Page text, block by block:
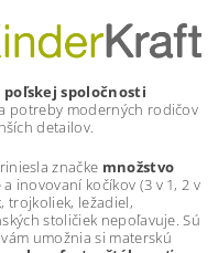
spoločnosti
potreby moderných rodičov
detailov.
značke množstvo
inovovaní kočíkov (3 v 1, 2 v
trojkoliek, ležadiel,
stoličiek nepoľavuje. Sú
umožnia si materskú